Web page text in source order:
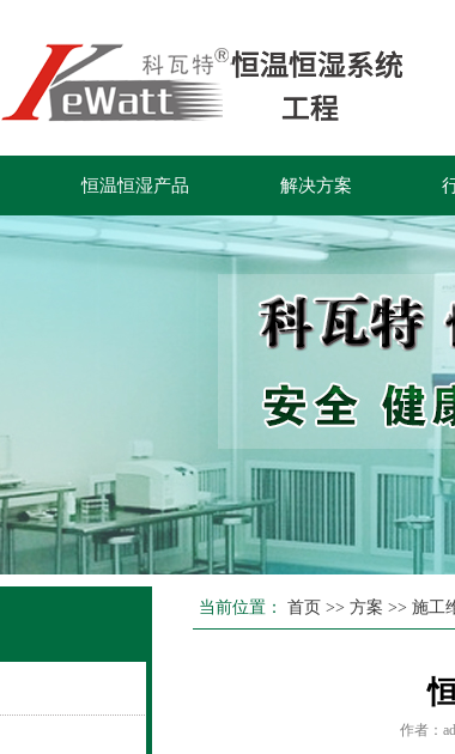
恒温恒湿产品 解决方案
当前位置： 首页 >>方案 >>施工
作者：